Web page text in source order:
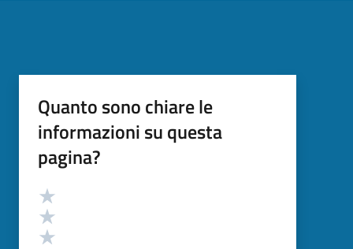
Quanto sono chiare le
informazioni su questa
pagina?
Valutazione